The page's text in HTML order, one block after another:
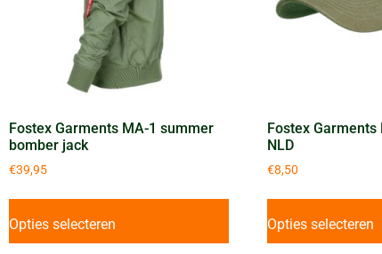
Fostex Garments MA-1 summer
bomber jack
€39,95
Opties selecteren
Fostex Garments
NLD
€8,50
Opties selecteren